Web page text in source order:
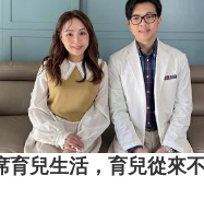
兒生活，育兒從來